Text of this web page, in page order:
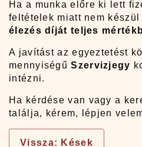
Ha a munka előre ki lett
feltételek miatt nem
élezés díját teljes
A javítást az egyeztetést
mennyiségűSzervizjegy
intézni.
Ha kérdése van vagy a
találja, kérem, lépjen
Vissza: Kések